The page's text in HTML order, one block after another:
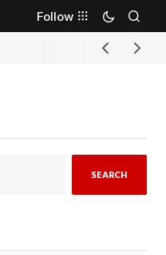
Follow
SEARCH